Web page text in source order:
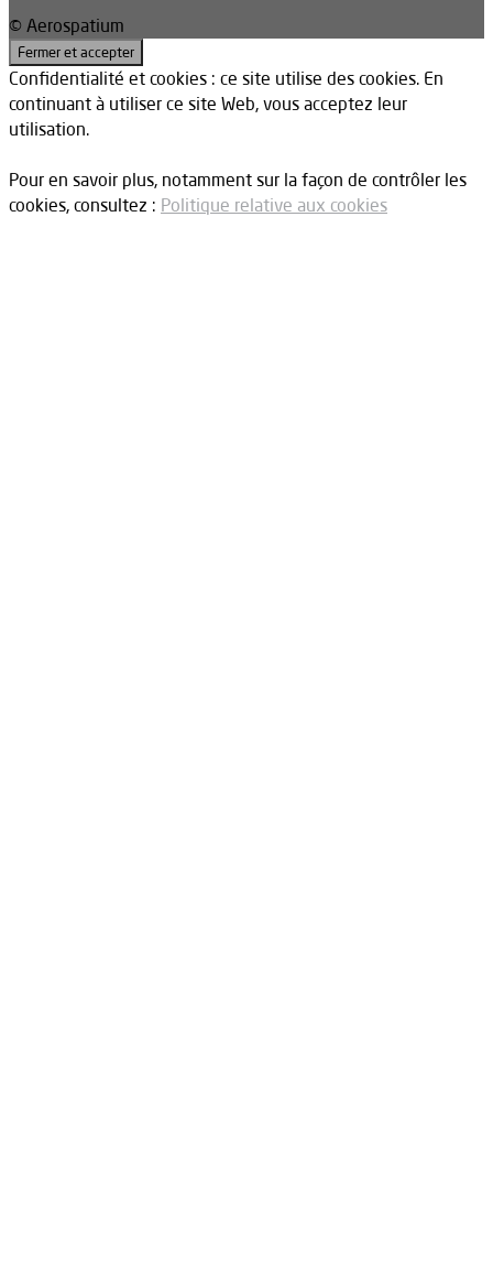
© Aerospatium
Confidentialité et cookies : ce site utilise des cookies. En
continuant à utiliser ce site Web, vous acceptez leur
utilisation.
Pour en savoir plus, notamment sur la façon de contrôler les
cookies, consultez : Politique relative aux cookies